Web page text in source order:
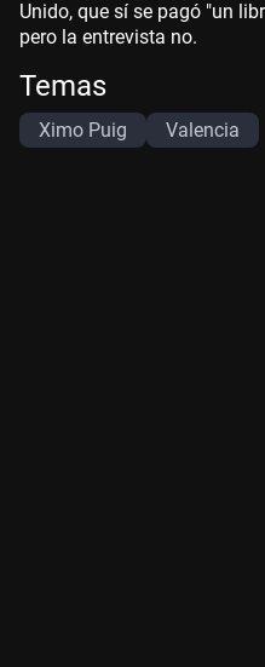
Unido, que sí se pagó "un
pero la entrevista no.
Temas
Ximo Puig Valencia